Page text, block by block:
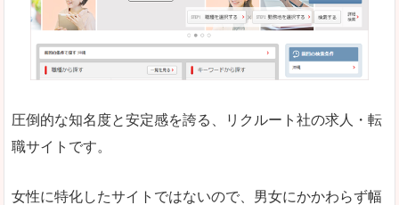
悪いところ
求人の掲載情報の文字が小さめで、少し見づらい
詳しい説明
女性でエンジニア職への転職をお考えの方は、こ
圧倒的な知名度と安定感を誇る、リクルート社の求人・転
職サイトです。
女性に特化したサイトではないので、男女にかかわらず幅